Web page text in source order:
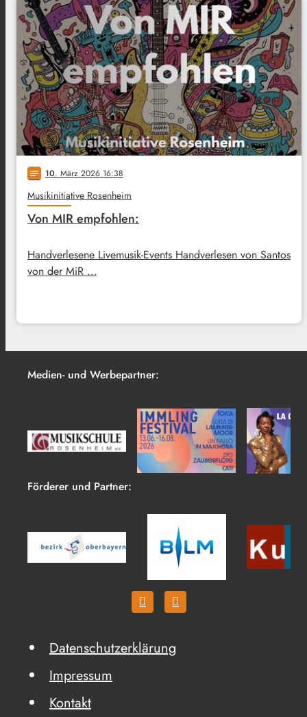
notes 10. März 2026 16:38
Musikinitiative Rosenheim
Von MIR empfohlen:
Handverlesene Livemusik-Events Handverlesen von Santos
von der MiR …
Medien- und Werbepartner:
Förderer und Partner:
Datenschutzerklärung
Impressum
Kontakt